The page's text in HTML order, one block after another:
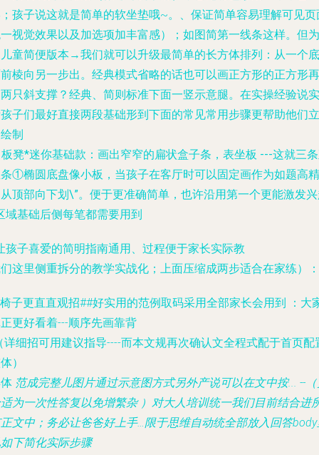
孩子说这就是简单的软坐垫哦~。、保证简单容易理解可见页
视觉效果以及加选项加丰富感）；如图简第一线条这样。但为
童简便版本→我们就可以升级最简单的长方体排列：从一个底
棱向另一步出。经典模式省略的话也可以画正方形的正方形再
只斜支撑？经典、简则标准下面一竖示意腿。在实操经验说实
子们最好直接两段基础形到下面的常见常用步骤更帮助他们立
制
板凳*迷你基础款：画出窄窄的扁状盒子条，表坐板 ---这就三
①椭圆底盘像小板，当孩子在客厅时可以固定画作为如题高精
顶部向下划\”。便于更准确简单，也许沿用第一个更能激发
域基础后侧每笔都需要用到
孩子喜爱的简明指南通用、过程便于家长实际教
这里侧重拆分的教学实战化；上面压缩成两步适合在家练）：
子更直直观招##好实用的范例取码采用全部家长会用到 ：大
更好看着---顺序先画靠背
详细招可用建议指导----而本文规再次确认文全程式配于首页配
）
范成完整儿图片通过示意图方式另外产说可以在文中按... --
为一次性答复以免增繁杂 ）对大人培训统一我们目前结合进
文中；务必让爸爸好上手…限于思维自动统全部放入回答
下简化实际步骤